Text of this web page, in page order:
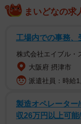
名字の「後藤」はメ
では32位に入る。
この名字は末尾に「
ことから、「斎藤」
が名乗ったものであ
は役職の場合と地名
まいどなの求
工場内での事務、
株式会社エイブル・
大阪府 摂津市
派遣社員：時給
製造オペレーター
収26万円以上可能